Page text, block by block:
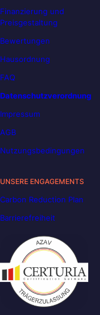
Finanzierung und
Preisgestaltung
Bewertungen
Hausordnung
FAQ
Datenschutzverordnung
Impressum
AGB
Nutzungsbedingungen
UNSERE ENGAGEMENTS
Carbon Reduction Plan
Barrierefreiheit